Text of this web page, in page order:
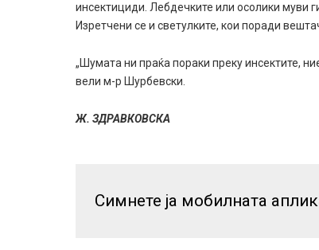
инсектициди. Лебдечките или осолики муви
Изретчени се и светулките, кои поради
„Шумата ни праќа пораки преку инсектите,
вели м-р Шурбевски.
Ж. ЗДРАВКОВСКА
Симнете ја мобилната